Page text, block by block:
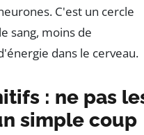
C'est un cercle
sang, moins de
dans le cerveau.
: ne pas
simple coup